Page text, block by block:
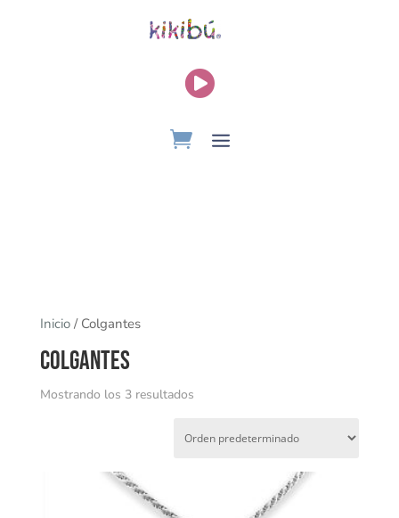

Inicio/ Colgantes
Colgantes
Mostrando los 3 resultados